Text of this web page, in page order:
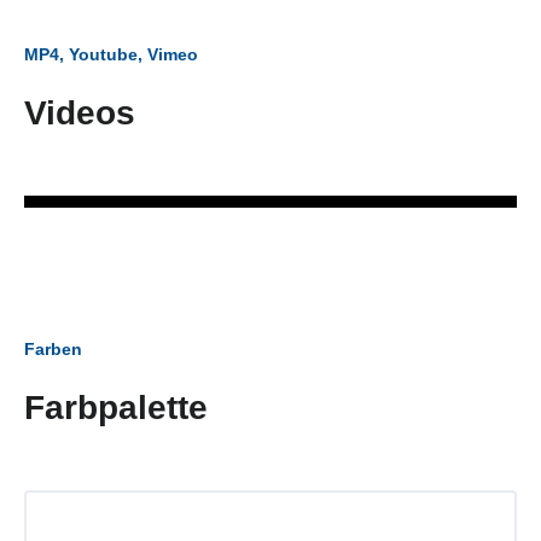
MP4, Youtube, Vimeo
Videos
Farben
Farbpalette